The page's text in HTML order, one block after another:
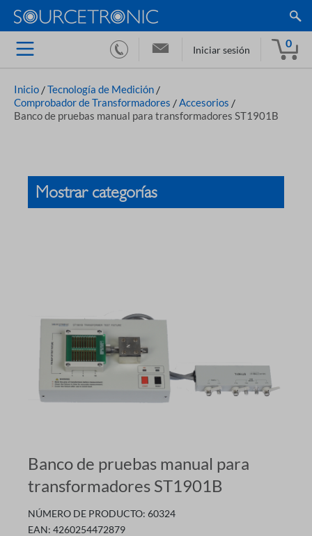
Iniciar sesión
0
Inicio /Tecnología de Medición /
Comprobador de Transformadores /Accesorios /
Banco de pruebas manual para transformadores ST1901B
Mostrar categorías
Banco de pruebas manual para
transformadores ST1901B
NÚMERO DE PRODUCTO: 60324
EAN: 4260254472879